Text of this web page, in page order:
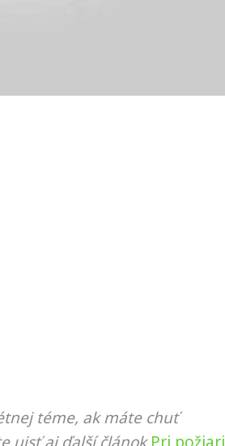
téme, ak máte chuť
ujsť aj ďalší článok Pri požiari